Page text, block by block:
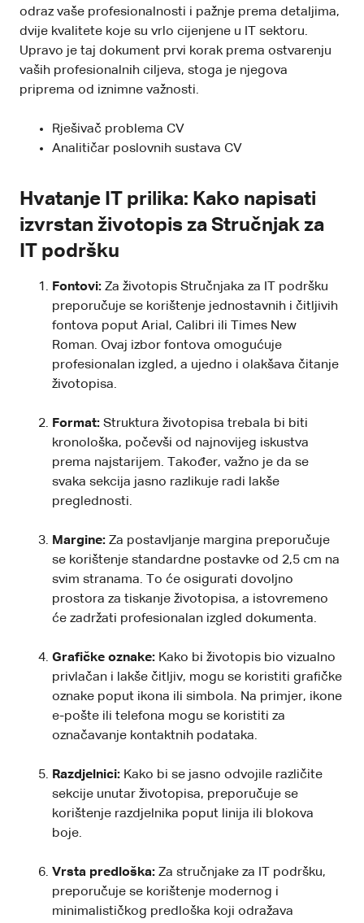
odraz vaše profesionalnosti i pažnje prema detaljima,
dvije kvalitete koje su vrlo cijenjene u IT sektoru.
Upravo je taj dokument prvi korak prema ostvarenju
vaših profesionalnih ciljeva, stoga je njegova
priprema od iznimne važnosti.
Rješivač problema CV
Analitičar poslovnih sustava CV
Hvatanje IT prilika: Kako napisati
izvrstan životopis za Stručnjak za
IT podršku
Fontovi: Za životopis Stručnjaka za IT podršku
preporučuje se korištenje jednostavnih i čitljivih
fontova poput Arial, Calibri ili Times New
Roman. Ovaj izbor fontova omogućuje
profesionalan izgled, a ujedno i olakšava čitanje
životopisa.
Format: Struktura životopisa trebala bi biti
kronološka, počevši od najnovijeg iskustva
prema najstarijem. Također, važno je da se
svaka sekcija jasno razlikuje radi lakše
preglednosti.
Margine: Za postavljanje margina preporučuje
se korištenje standardne postavke od 2,5 cm na
svim stranama. To će osigurati dovoljno
prostora za tiskanje životopisa, a istovremeno
će zadržati profesionalan izgled dokumenta.
Grafičke oznake: Kako bi životopis bio vizualno
privlačan i lakše čitljiv, mogu se koristiti grafičke
oznake poput ikona ili simbola. Na primjer, ikone
e-pošte ili telefona mogu se koristiti za
označavanje kontaktnih podataka.
Razdjelnici: Kako bi se jasno odvojile različite
sekcije unutar životopisa, preporučuje se
korištenje razdjelnika poput linija ili blokova
boje.
Vrsta predloška: Za stručnjake za IT podršku,
preporučuje se korištenje modernog i
minimalističkog predloška koji odražava